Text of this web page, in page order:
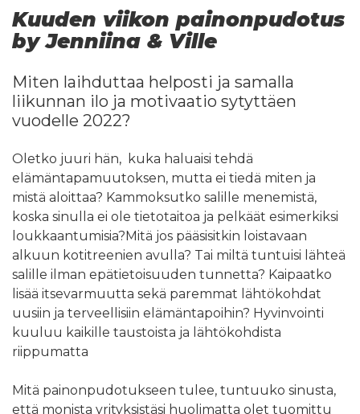
Kuuden viikon painonpudotus
by Jenniina & Ville
Miten laihduttaa helposti ja samalla
liikunnan ilo ja motivaatio sytyttäen
vuodelle 2022?
Oletko juuri hän, kuka haluaisi tehdä
elämäntapamuutoksen, mutta ei tiedä miten ja
mistä aloittaa? Kammoksutko salille menemistä,
koska sinulla ei ole tietotaitoa ja pelkäät esimerkiksi
loukkaantumisia?Mitä jos pääsisitkin loistavaan
alkuun kotitreenien avulla? Tai miltä tuntuisi lähteä
salille ilman epätietoisuuden tunnetta? Kaipaatko
lisää itsevarmuutta sekä paremmat lähtökohdat
uusiin ja terveellisiin elämäntapoihin? Hyvinvointi
kuuluu kaikille taustoista ja lähtökohdista
riippumatta
Mitä painonpudotukseen tulee, tuntuuko sinusta,
että monista yrityksistäsi huolimatta olet tuomittu